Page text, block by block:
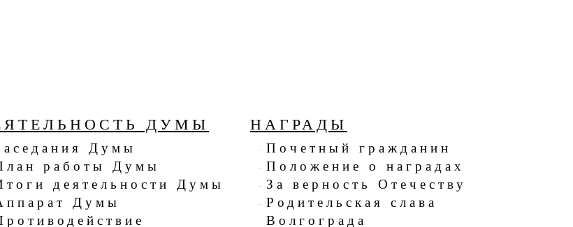
ДУМЫ
Думы
работы Думы
деятельности Думы
Думы
НАГРАДЫ
Почетный гражданин
Положение о наградах
За верность Отечеству
Родительская слава
Волгограда